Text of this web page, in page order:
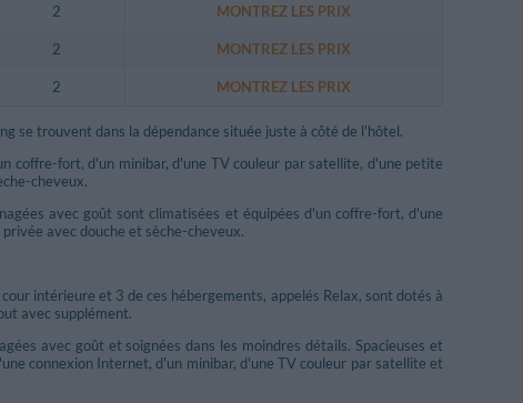
2 MONTREZ LES PRIX
2 MONTREZ LES PRIX
2 MONTREZ LES PRIX
se trouvent dans la dépendance située juste à côté de l'hôtel.
coffre-fort, d'un minibar, d'une TV couleur par satellite, d'une petite
cheveux.
avec goût sont climatisées et équipées d'un coffre-fort, d'une
avec douche et sèche-cheveux.
intérieure et 3 de ces hébergements, appelés Relax, sont dotés à
avec supplément.
avec goût et soignées dans les moindres détails. Spacieuses et
connexion Internet, d'un minibar, d'une TV couleur par satellite et